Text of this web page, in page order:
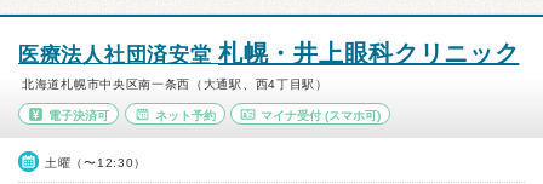
医療法人社団済安堂 札幌・井上眼科クリニック
北海道札幌市中央区南一条西（大通駅、西4丁目駅）
電子決済可 ネット予約 マイナ受付 (スマホ可)
土曜（〜12:30）